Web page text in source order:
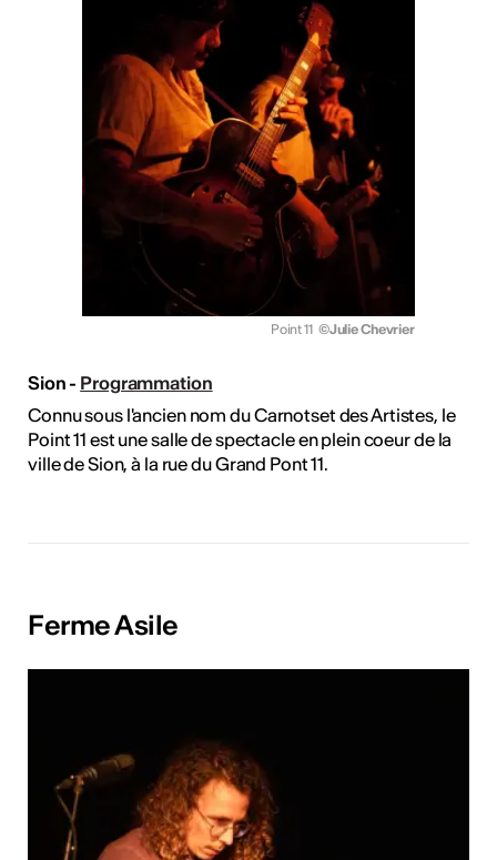
Point 11 ©Julie Chevrier
Sion - Programmation
Connu sous l'ancien nom du Carnotset des Artistes, le
Point 11 est une salle de spectacle en plein coeur de la
ville de Sion, à la rue du Grand Pont 11.
Ferme Asile